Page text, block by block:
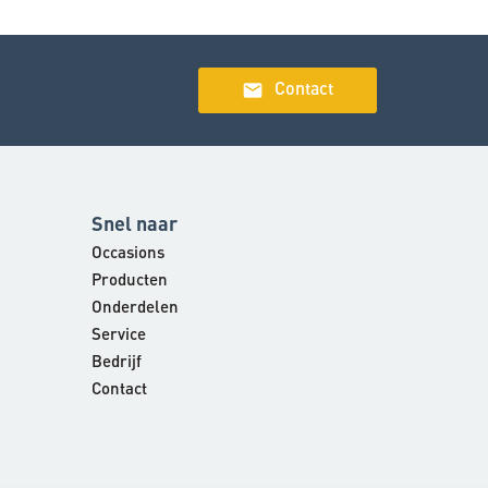
email Contact
Snel naar
Occasions
Producten
Onderdelen
Service
Bedrijf
Contact